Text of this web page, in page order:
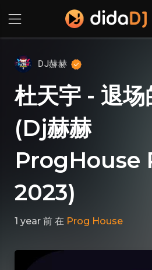
DJ赫赫
杜天宇 - 退场
(Dj赫赫
ProgHouse
2023)
1 year 前 在 Prog House